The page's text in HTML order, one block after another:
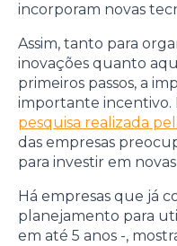
incorporam novas
Assim, tanto para
inovações quanto
primeiros passos, a
importante incentivo.
pesquisa realizada
das empresas
para investir em
Há empresas que já
planejamento para
em até 5 anos -,